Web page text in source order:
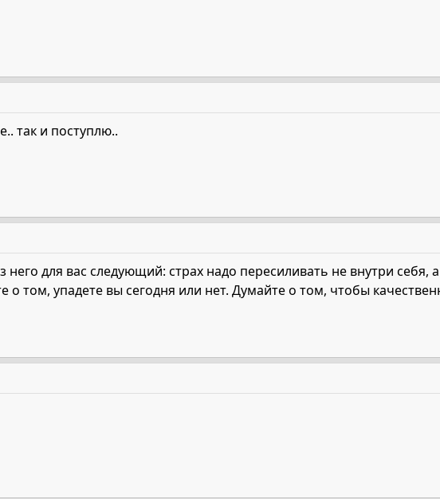
так и поступлю..
него для вас следующий: страх надо пересиливать не внутри себя,
о том, упадете вы сегодня или нет. Думайте о том, чтобы